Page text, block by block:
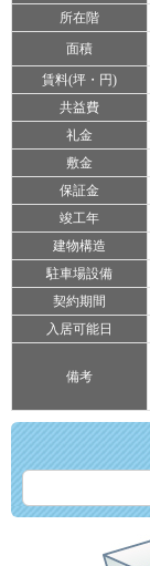
所在階
面積
賃料(坪・円)
共益費
礼金
敷金
保証金
竣工年
建物構造
駐車場設備
契約期間
入居可能日
備考